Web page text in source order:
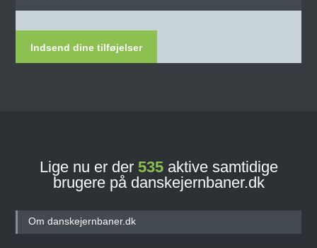
Indsend dine tilføjelser
Lige nu er der 535aktive samtidige
brugere på danskejernbaner.dk
Om danskejernbaner.dk